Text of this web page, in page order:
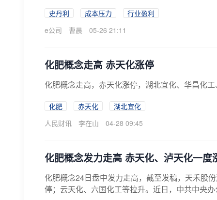
史丹利 成本压力
行业盈利
e公司
曹晨 05-26 21:11
化肥概念走高 赤天化涨停
化肥概念走高，赤天化涨停，湖北宜化、华昌化
化肥 赤天化
湖北宜化
人民财讯
李在山 04-28 09:45
化肥概念发力走高 赤天化、泸天化一度
化肥概念24日盘中发力走高，截至发稿，天禾股
停；云天化、六国化工等拉升。近日，中共中央